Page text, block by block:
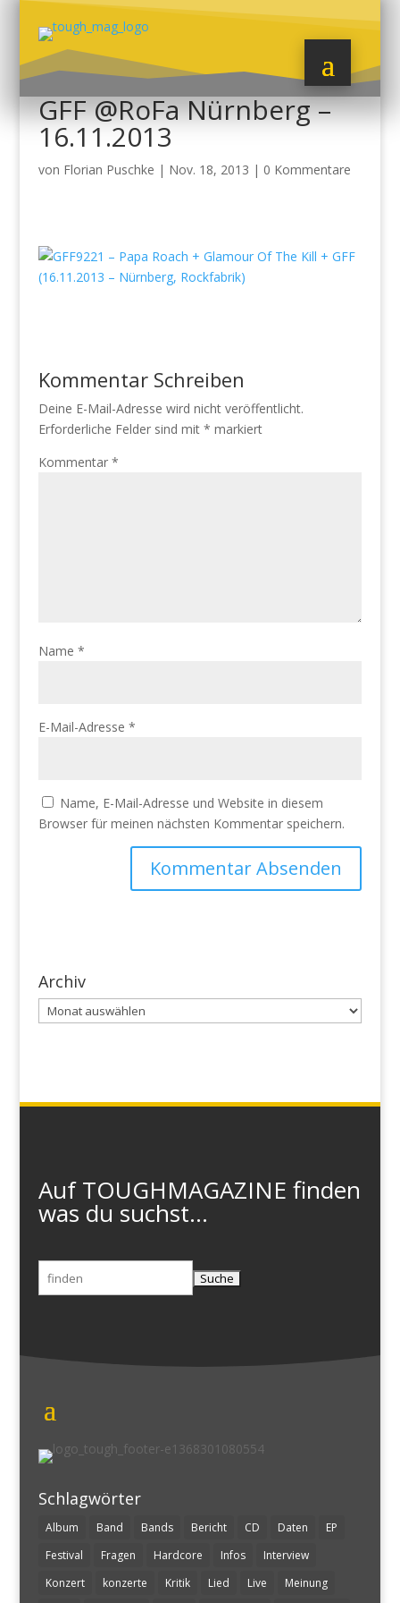
GFF @RoFa Nürnberg –
16.11.2013
von Florian Puschke | Nov. 18, 2013 | 0 Kommentare
Kommentar Schreiben
Deine E-Mail-Adresse wird nicht veröffentlicht.
Erforderliche Felder sind mit * markiert
Kommentar *
Name *
E-Mail-Adresse *
Name, E-Mail-Adresse und Website in diesem
Browser für meinen nächsten Kommentar speichern.
Archiv
Archiv
Auf TOUGHMAGAZINE finden
was du suchst...
Suchen
nach:
Schlagwörter
Album Band Bands Bericht CD Daten
EP
Festival
Fragen Hardcore Infos
Interview
Konzert
konzerte Kritik Lied Live Meinung